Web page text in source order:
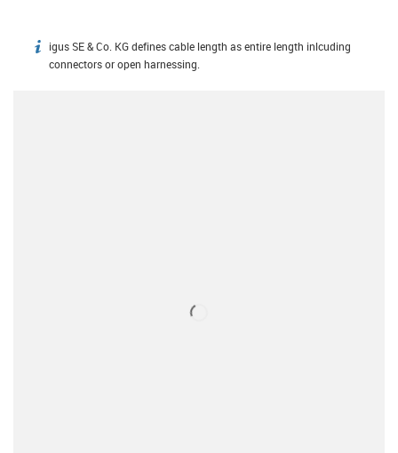
igus-icon-info
igus SE & Co. KG defines cable length as entire length inlcuding
connectors or open harnessing.